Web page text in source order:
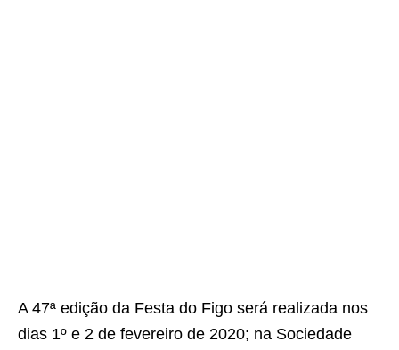
A 47ª edição da Festa do Figo será realizada nos
dias 1º e 2 de fevereiro de 2020; na Sociedade